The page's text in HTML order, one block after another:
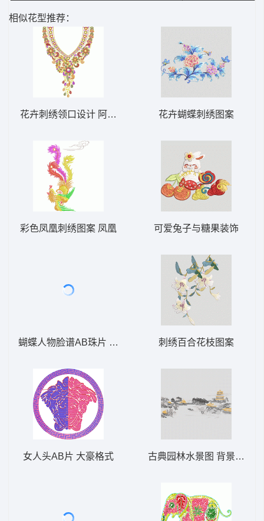
相似花型推荐：
花卉刺绣领口设计 阿拉伯式领口时尚
彩色凤凰刺绣图案 凤凰
蝴蝶人物脸谱AB珠片 大豪格式
女人头AB片 大豪格式
花卉蝴蝶刺绣图案
可爱兔子与糖果装饰
刺绣百合花枝图案
古典园林水景图 背景阁楼